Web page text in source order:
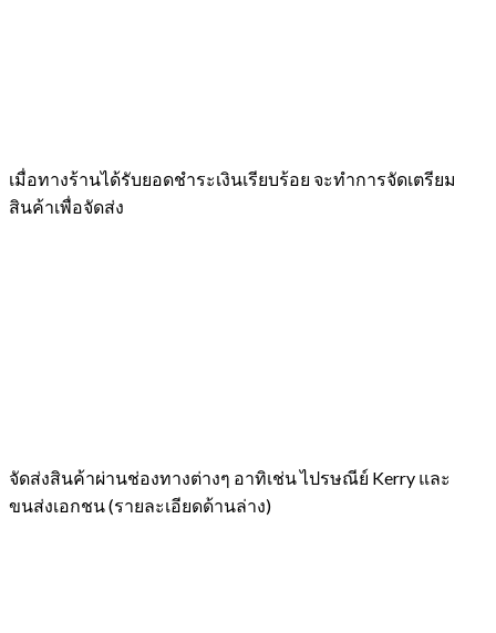
เมื่อทางร้านได้รับยอดชำระเงินเรียบร้อย จะทำการจัดเตรียม
สินค้าเพื่อจัดส่ง
จัดส่งสินค้าผ่านช่องทางต่างๆ อาทิเช่น ไปรษณีย์ Kerry และ
ขนส่งเอกชน (รายละเอียดด้านล่าง)